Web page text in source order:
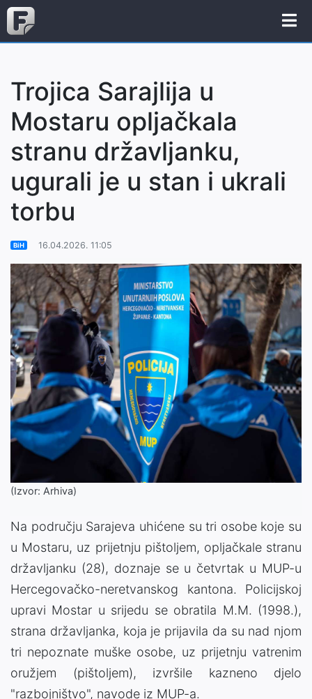
Trojica Sarajlija u
Mostaru opljačkala
stranu državljanku,
ugurali je u stan i ukrali
torbu
BiH 16.04.2026. 11:05
(Izvor: Arhiva)
Na području Sarajeva uhićene su tri osobe koje su
u Mostaru, uz prijetnju pištoljem, opljačkale stranu
državljanku (28), doznaje se u četvrtak u MUP-u
Hercegovačko-neretvanskog kantona. Policijskoj
upravi Mostar u srijedu se obratila M.M. (1998.),
strana državljanka, koja je prijavila da su nad njom
tri nepoznate muške osobe, uz prijetnju vatrenim
oružjem (pištoljem), izvršile kazneno djelo
"razbojništvo", navode iz MUP-a.